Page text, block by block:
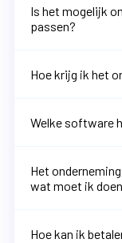
Is het mogelijk
passen?
Hoe krijg ik het
Welke software
Het
wat moet ik
Hoe kan ik